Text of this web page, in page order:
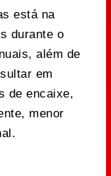
está na
durante o
além de
em
de encaixe,
menor